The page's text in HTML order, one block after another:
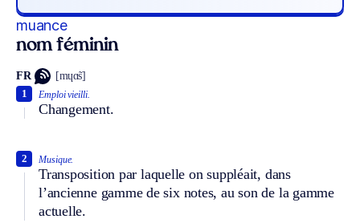
muance
nom féminin
FR [mɥɑ̃s]
Emploi vieilli.
Changement.
1
Musique.
Transposition par laquelle on suppléait, dans
l’ancienne gamme de six notes, au son de la gamme
actuelle.
2